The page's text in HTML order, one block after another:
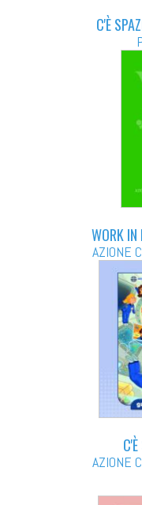
C'È
WORK
AZIONE
AZIONE